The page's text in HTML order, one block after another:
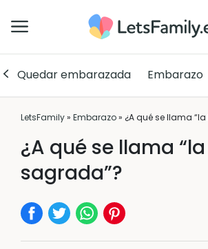
Quedar embarazada Embarazo
LetsFamily» Embarazo» ¿A qué se llama
¿A qué se llama
sagrada”?